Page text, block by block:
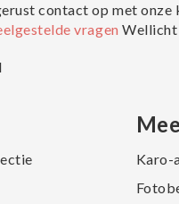
contact op met
vragenWellicht
Karo-